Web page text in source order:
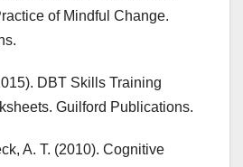
of Mindful Change.
DBT Skills Training
Guilford Publications.
A. T. (2010). Cognitive